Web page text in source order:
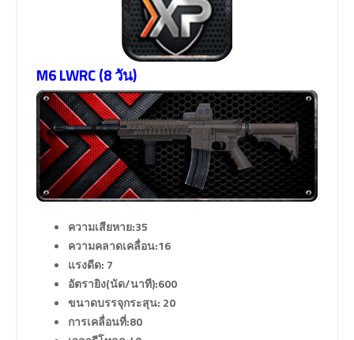
M6 LWRC (8 วัน)
ความเสียหาย:35
ความคลาดเคลื่อน:16
แรงดีด: 7
อัตรายิง(นัด/นาที):600
ขนาดบรรจุกระสุน: 20
การเคลื่อนที่:80